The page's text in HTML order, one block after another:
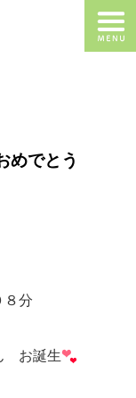
めでとう
分
お誕生